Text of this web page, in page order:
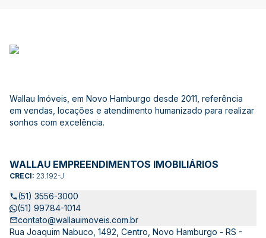
Wallau Imóveis, em Novo Hamburgo desde 2011, referência
em vendas, locações e atendimento humanizado para realizar
sonhos com excelência.
WALLAU EMPREENDIMENTOS IMOBILIÁRIOS
CRECI: 23.192-J
(51) 3556-3000
(51) 99784-1014
contato@wallauimoveis.com.br
Rua Joaquim Nabuco, 1492, Centro, Novo Hamburgo - RS -